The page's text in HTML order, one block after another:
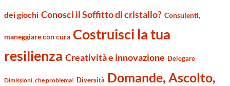
dei giochi Conosci il Soffitto di cristallo? Consulenti,
maneggiare con cura Costruisci la tua
resilienza Creatività e innovazione Delegare
Dimissioni, che problema! Diversità Domande, Ascolto,